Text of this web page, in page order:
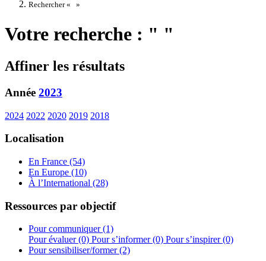
Rechercher «
»
Votre recherche : " "
Affiner les résultats
Année 2023
2024 2022 2020 2019 2018
Localisation
En France (54)
En Europe (10)
À l’International (28)
Ressources par objectif
Pour communiquer (1)
Pour évaluer (0) Pour s’informer (0) Pour s’inspirer (0)
Pour sensibiliser/former (2)